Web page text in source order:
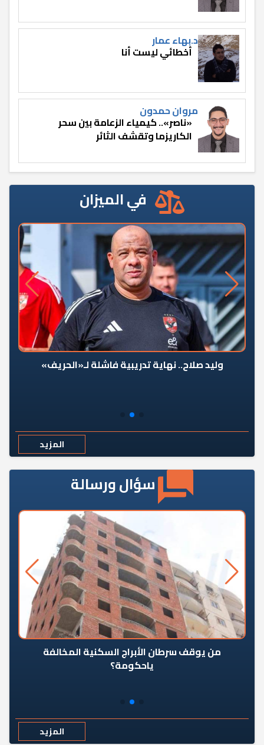
د.بهاء عمار
أخطائي ليست أنا
مروان حمدون
«ناصر».. كيمياء الزعامة بين سحر
الكاريزما وتقشف الثائر
في الميزان
وليد صلاح.. نهاية تدريبية فاشلة لـ«الحريف»
المزيد
سؤال ورسالة
من يوقف سرطان الأبراج السكنية المخالفة
ياحكومة؟
المزيد